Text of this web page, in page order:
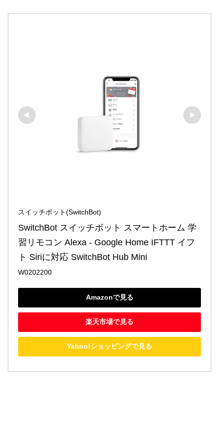
スイッチボット(SwitchBot)
SwitchBot スイッチボット スマートホーム 学
習リモコン Alexa - Google Home IFTTT イフ
ト Siriに対応 SwitchBot Hub Mini
W0202200
Amazonで見る
楽天市場で見る
Yahoo!ショッピングで見る